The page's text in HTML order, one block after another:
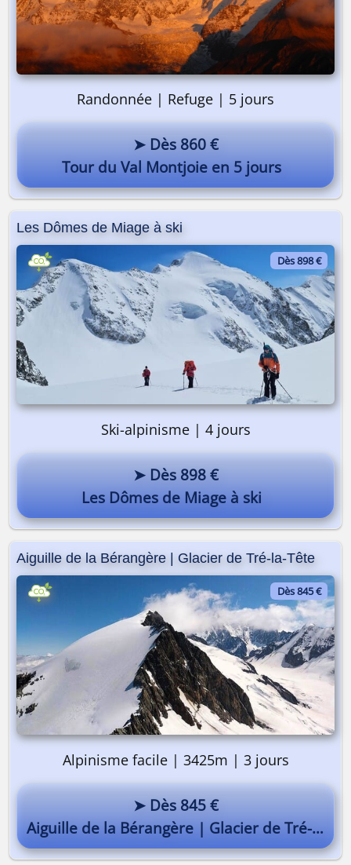
Randonnée | Refuge | 5 jours
➤ Dès 860 €
Tour du Val Montjoie en 5 jours
Les Dômes de Miage à ski
Dès 898 €
Ski-alpinisme | 4 jours
➤ Dès 898 €
Les Dômes de Miage à ski
Aiguille de la Bérangère | Glacier de Tré-la-Tête
Dès 845 €
Alpinisme facile | 3425m | 3 jours
➤ Dès 845 €
Aiguille de la Bérangère | Glacier de Tré-la-Tête